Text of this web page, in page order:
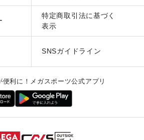
特定商取引法に基づく
表示
SNSガイドライン
便利に！メガスポーツ公式アプリ